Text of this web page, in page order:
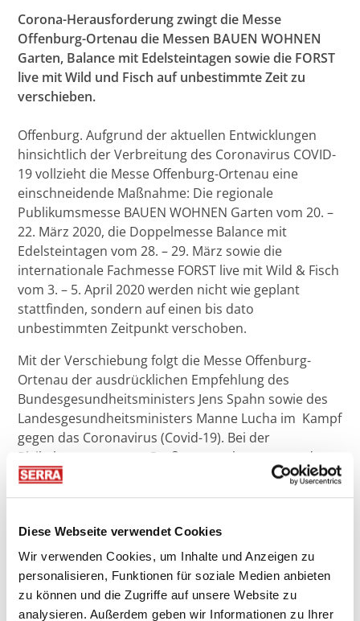
Diese Webseite verwendet Cookies
Wir verwenden Cookies, um Inhalte und Anzeigen zu
personalisieren, Funktionen für soziale Medien anbieten
zu können und die Zugriffe auf unsere Website zu
analysieren. Außerdem geben wir Informationen zu Ihrer
Corona-Herausforderung zwingt die Messe
Offenburg-Ortenau die Messen BAUEN WOHNEN
Garten, Balance mit Edelsteintagen sowie die FORST
live mit Wild und Fisch auf unbestimmte Zeit zu
verschieben.
Offenburg. Aufgrund der aktuellen Entwicklungen
hinsichtlich der Verbreitung des Coronavirus COVID-
19 vollzieht die Messe Offenburg-Ortenau eine
einschneidende Maßnahme: Die regionale
Publikumsmesse BAUEN WOHNEN Garten vom 20. –
22. März 2020, die Doppelmesse Balance mit
Edelsteintagen vom 28. – 29. März sowie die
internationale Fachmesse FORST live mit Wild & Fisch
vom 3. – 5. April 2020 werden nicht wie geplant
stattfinden, sondern auf einen bis dato
unbestimmten Zeitpunkt verschoben.
Mit der Verschiebung folgt die Messe Offenburg-
Ortenau der ausdrücklichen Empfehlung des
Bundesgesundheitsministers Jens Spahn sowie des
Landesgesundheitsministers Manne Lucha im Kampf
gegen das Coronavirus (Covid-19). Bei der
Risikobewertung von Großveranstaltungen wurden
die Prinzipien des Robert-Koch-Instituts zu Grunde
gelegt. Basierend auf der Veranstaltungsbewertung
Infizierten wurde die Lage neu beurteilt. Die
Verunsicherungen bei Ausstellern und Besuchern ist
deutlich gestiegen. Auch die teilweise ausgeprägten
Besucherrückgänge bei anderen aktuell gelaufenen
Messen verstärken leider die Notwendigkeit dieser